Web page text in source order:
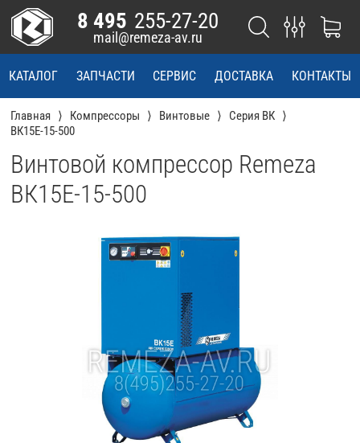
КАТАЛОГ ЗАПЧАСТИ СЕРВИС ДОСТАВКА КОНТАКТЫ
8 495 255-27-20
mail@remeza-av.ru
Главная Компрессоры Винтовые
Серия ВК
ВК15Е-15-500
Винтовой компрессор Remeza
ВК15Е-15-500